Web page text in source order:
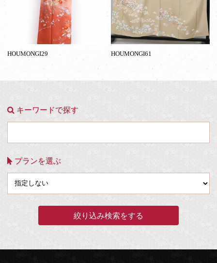
HOUMONGI29 HOUMONGI61
キーワードで探す
プランを選ぶ